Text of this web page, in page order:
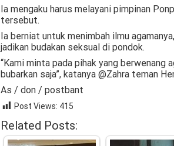
Ia mengaku harus melayani pimpinan
tersebut.
Ia berniat untuk menimbah ilmu
jadikan budakan seksual di pondok.
“Kami minta pada pihak yang berwenang
bubarkan saja”, katanya @Zahra teman
As / don / postbant
Post Views: 415
Related Posts: